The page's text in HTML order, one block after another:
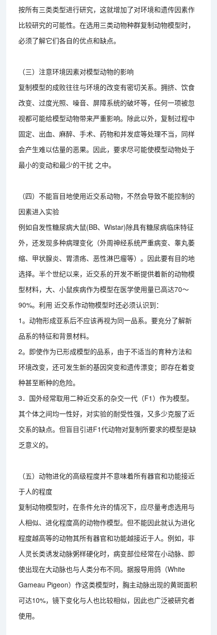
按所有三类类型进行研究，这就增加了对环境和遗传因素作
比较研究的可能性。在选用三类动物种群复制动物模型时，
必须了解它们各自的优点和缺点。
（三）注意环境因素对模型动物的影响
复制模型的成败往往与环境的改变有密切关系。拥挤、饮食
改变、过度光照、噪音、屏障系统的破坏等，任何一项被忽
视都可能给模型动物带来严重影响。除此以外，复制过程中
固定、出血、麻醉、手术、药物和并发症等处理不当，同样
会产生难以估量的恶果。因此，要求尽可能使模型动物处于
最小的变动和最少的干扰 之中。
（四）不能盲目地使用近交系动物，不然会导致不能控制的
因素进入实验
例如自发性糖尿病大鼠(BB、Wistar)除具有糖尿病临床特征
外，还发现多种病理变化（外周神经系统严重病变、睾丸萎
缩、甲状腺炎、胃溃疡、恶性淋巴瘤等）。因此要有目的地
选择。半个世纪以来，近交系的开发不断提供着新的动物模
型材料，大、小鼠疾病作为模型在医学使用量已高达70～
90%。利用 近交系作动物模型时还必须认识到：
1。动物形成亚系后不应该再视为同一品系。要充分了解新
品系的特征和背景材料。
2。即使作为已形成模型的品系，由于不适当的育种方法和
环境改变，还可发生新的基因突变和遗传漂变；即存在着变
种甚至断种的危险。
3．国外经常取用二种近交系的杂交一代（F1）作为模型。
其个体之间均一性好，对实验的耐受性强，又多少克服了近
交系的缺点。但盲目引进F1代动物对复制所要求的模型是缺
乏意义的。
（五）动物进化的高级程度并不意味着所有器官和功能接近
于人的程度
复制动物模型时，在条件允许的情况下，应尽量考虑选用与
人相似、进化程度高的动物作模型。但不能因此就认为进化
程度越高等的动物其所有器官和功能越接近于人。例如，非
人灵长类诱发动脉粥样硬化时，病变部位经常在小动脉、即
使出现在大动脉也与人类分布不同。据报导用鸽（White
Gameau Pigeon）作这类模型时，胸主动脉出现的黄斑面积
可达10%，镜下变化与人也比较相似，因此也广泛被研究者
使用。